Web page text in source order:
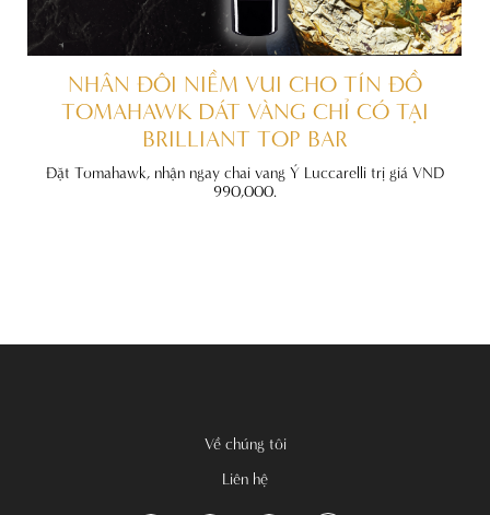
NHÂN ĐÔI NIỀM VUI CHO TÍN ĐỒ
TOMAHAWK DÁT VÀNG CHỈ CÓ TẠI
BRILLIANT TOP BAR
Đặt Tomahawk, nhận ngay chai vang Ý Luccarelli trị giá VND
990,000.
Về chúng tôi
Liên hệ